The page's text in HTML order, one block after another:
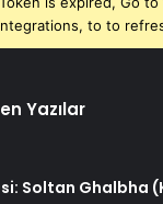
to to
Yazılar
Soltan Ghalbha